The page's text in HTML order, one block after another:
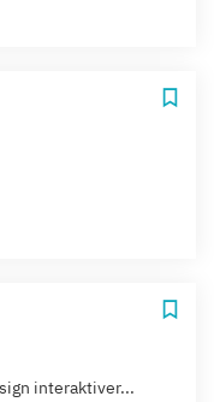
interaktiver...